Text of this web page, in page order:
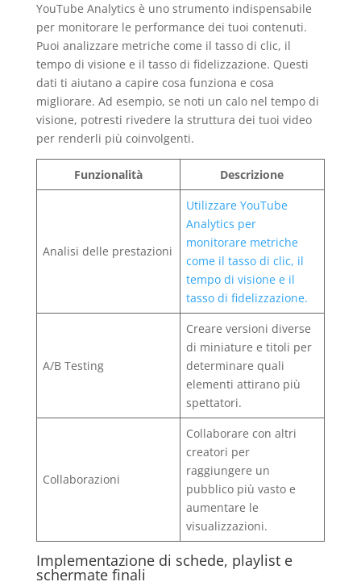
YouTube Analytics è uno strumento indispensabile
per monitorare le performance dei tuoi contenuti.
Puoi analizzare metriche come il tasso di clic, il
tempo di visione e il tasso di fidelizzazione. Questi
dati ti aiutano a capire cosa funziona e cosa
migliorare. Ad esempio, se noti un calo nel tempo di
visione, potresti rivedere la struttura dei tuoi video
per renderli più coinvolgenti.
Funzionalità Descrizione
Analisi delle prestazioni
Utilizzare YouTube
Analytics per
monitorare metriche
come il tasso di clic, il
tempo di visione e il
tasso di fidelizzazione.
A/B Testing
Creare versioni diverse
di miniature e titoli per
determinare quali
elementi attirano più
spettatori.
Collaborazioni
Collaborare con altri
creatori per
raggiungere un
pubblico più vasto e
aumentare le
visualizzazioni.
Implementazione di schede, playlist e
schermate finali